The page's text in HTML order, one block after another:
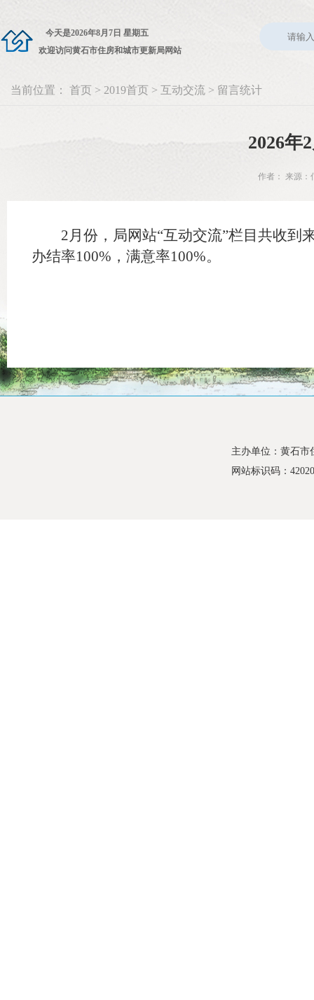
今天是2026年8月7日 星期五
欢迎访问黄石市住房和城市更新局网站
当前位置： 首页 > 2019首页 > 互动交流 > 留言统计
2026年
作者： 来源
2月份，局网站“互动交流”栏目共收到
办结率100%，满意率100%。
主办单位：黄石市
网站标识码：